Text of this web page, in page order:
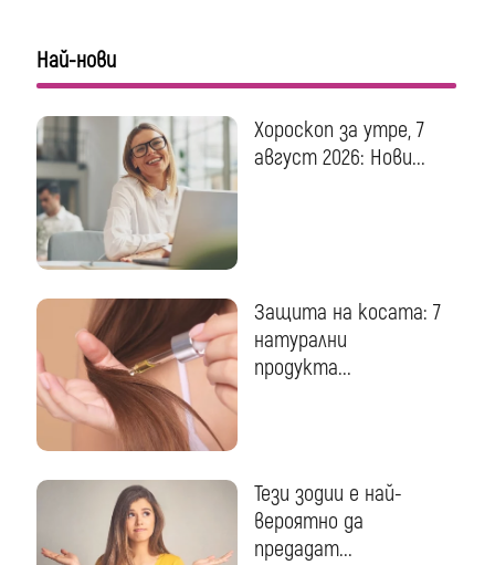
Най-нови
Хороскоп за утре, 7
август 2026: Нови...
Защита на косата: 7
натурални
продукта...
Тези зодии е най-
вероятно да
предадат...